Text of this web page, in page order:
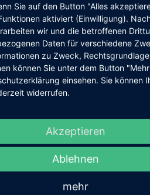
Angeboten, die für jeden
Feiertage eignen.
Heimat darstellen. Und
Leckereien ist für jeden
nicht zu kurz, wenn der
für viel Freude bei den
beleuchtete Holzhäuschen
Rahmenprogramm sorgt für
am Samstag und der Sängerin
in der Koblenzer Str. 31, direkt
Sie auf den Button "Alles
aktiviert (Einwilligung).
wir und die betroffenen
Daten für verschiedene
zu Zweck,
können Sie unter dem Button
einsehen. Sie können
widerrufen.
Akzeptieren
Ablehnen
mehr